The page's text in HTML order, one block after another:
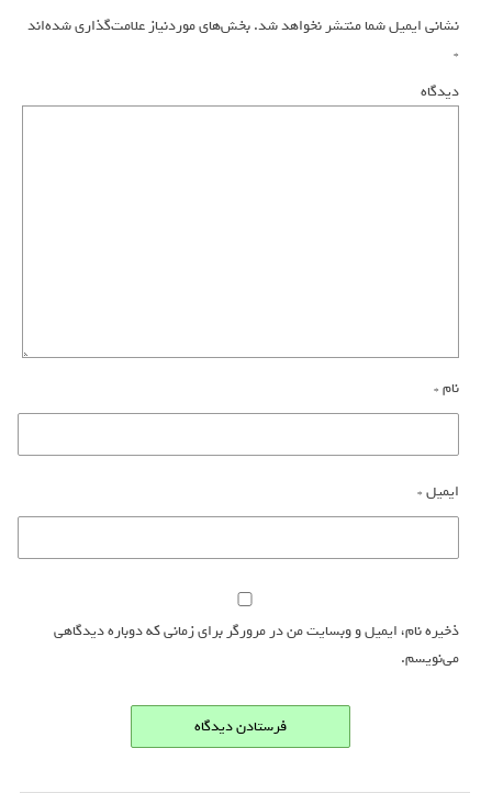
نشانی ایمیل شما منتشر نخواهد شد.بخش‌های موردنیاز علامت‌گذاری شده‌اند
*
دیدگاه
نام*
ایمیل*
ذخیره نام، ایمیل و وبسایت من در مرورگر برای زمانی که دوباره دیدگاهی
می‌نویسم.